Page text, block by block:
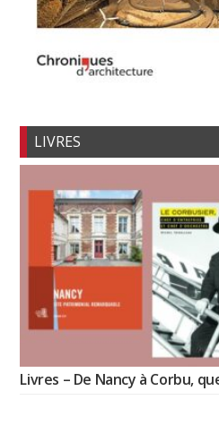
LIVRES
Livres – De Nancy à Corbu,